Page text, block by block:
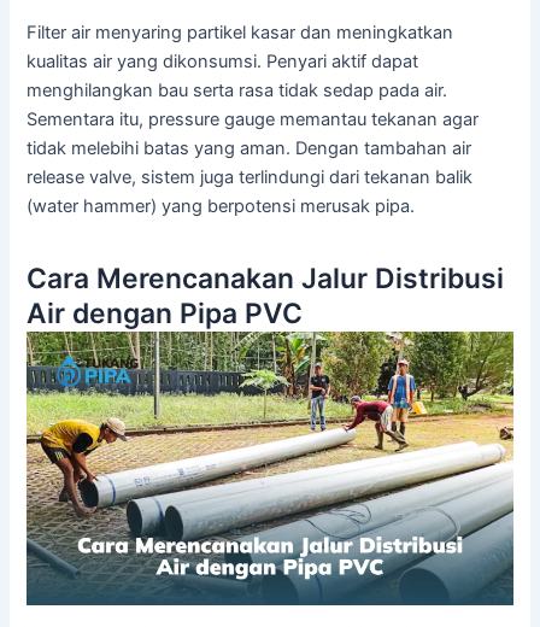
Filter air menyaring partikel kasar dan meningkatkan
kualitas air yang dikonsumsi. Penyari aktif dapat
menghilangkan bau serta rasa tidak sedap pada air.
Sementara itu, pressure gauge memantau tekanan agar
tidak melebihi batas yang aman. Dengan tambahan air
release valve, sistem juga terlindungi dari tekanan balik
(water hammer) yang berpotensi merusak pipa.
Cara Merencanakan Jalur Distribusi
Air dengan Pipa PVC